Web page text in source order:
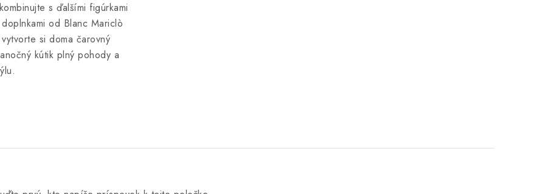
s ďalšími figúrkami
od Blanc Mariclò
si doma čarovný
kútik plný pohody a